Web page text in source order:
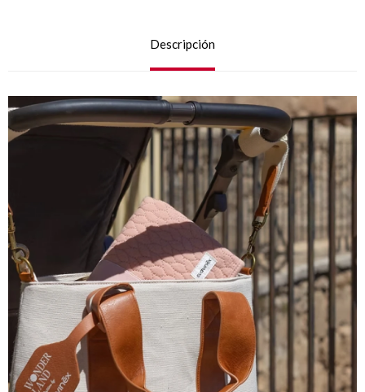
Descripción